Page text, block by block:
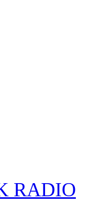
RADIO